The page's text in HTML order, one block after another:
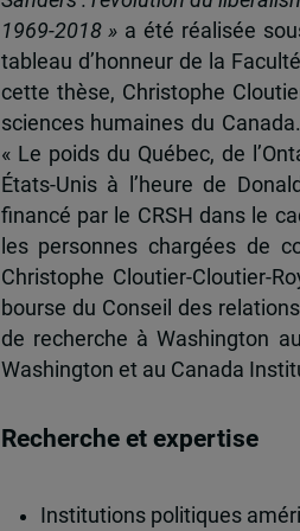
1969-2018 » a été réalisée
tableau d’honneur de la
cette thèse, Christophe
sciences humaines du
« Le poids du Québec, de
États-Unis à l’heure de
financé par le CRSH dans le
les personnes chargées de
Christophe Cloutier-Cloutier-
bourse du Conseil des
de recherche à Washington
Washington et au Canada
Recherche et expertise
Institutions politiques